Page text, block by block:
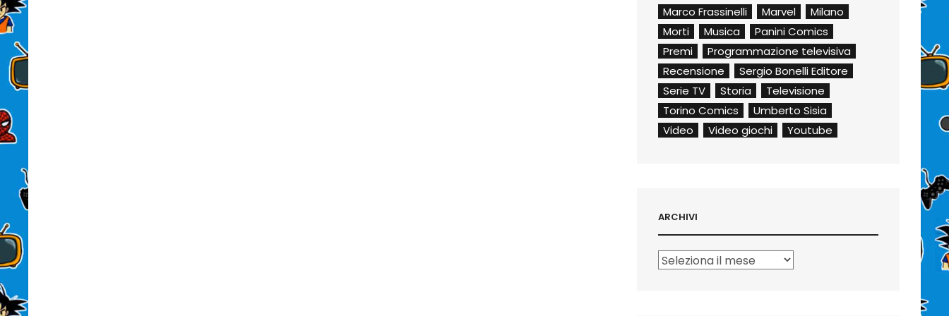
Marco Frassinelli
Marvel
Milano
Morti
Musica
Panini Comics
Premi
Programmazione televisiva
Recensione
Sergio Bonelli Editore
Serie TV
Storia
Televisione
Torino Comics
Umberto Sisia
Video
Video giochi Youtube
ARCHIVI
Archivi